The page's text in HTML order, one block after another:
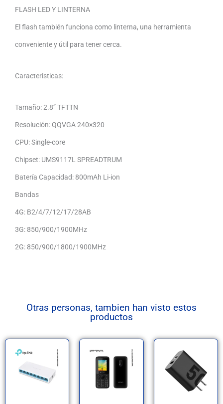
FLASH LED Y LINTERNA
El flash también funciona como linterna, una herramienta
conveniente y útil para tener cerca.
Caracteristicas:
Tamaño: 2.8” TFTTN
Resolución: QQVGA 240×320
CPU: Single-core
Chipset: UMS9117L SPREADTRUM
Batería Capacidad: 800mAh Li-ion
Bandas
4G: B2/4/7/12/17/28AB
3G: 850/900/1900MHz
2G: 850/900/1800/1900MHz
Otras personas, tambien han visto estos
productos